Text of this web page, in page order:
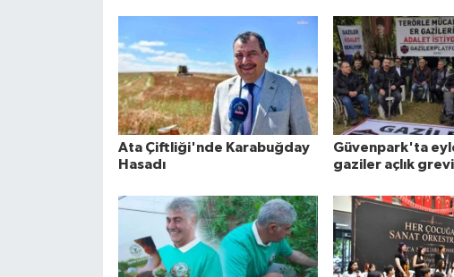
Ata Çiftliği'nde Karabuğday
Hasadı
Güvenpark'ta
gaziler açlık